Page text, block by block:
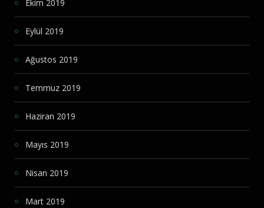
Ekim 2019
Eylül 2019
Ağustos 2019
Temmuz 2019
Haziran 2019
Mayıs 2019
Nisan 2019
Mart 2019